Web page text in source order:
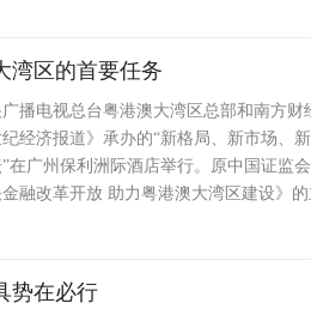
湾区的首要任务
播电视总台粤港澳大湾区总部和南方财
纪经济报道》承办的“新格局、新市场、
在广州保利洲际酒店举行。原中国证监
融改革开放 助力粤港澳大湾区建设》
势在必行